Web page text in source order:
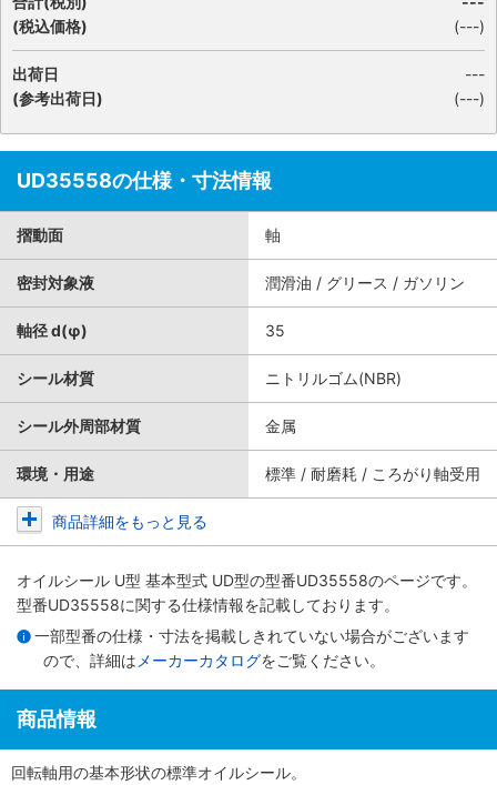
(税込価格)
(---)
出荷日
(参考出荷日)
---
(---)
UD35558の仕様・寸法情報
摺動面 軸
密封対象液 潤滑油 / グリース / ガソリン
軸径 d(φ) 35
シール材質 ニトリルゴム(NBR)
シール外周部材質 金属
環境・用途 標準 / 耐磨耗 / ころがり軸受用
商品詳細をもっと見る
オイルシール U型 基本型式 UD型の型番UD35558のページです。
型番UD35558に関する仕様情報を記載しております。
一部型番の仕様・寸法を掲載しきれていない場合がございます
ので、詳細は メーカーカタログをご覧ください。
商品情報
回転軸用の基本形状の標準オイルシール。